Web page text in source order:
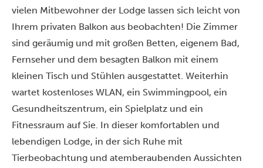
vielen Mitbewohner der Lodge lassen sich leicht von
Ihrem privaten Balkon aus beobachten! Die Zimmer
sind geräumig und mit großen Betten, eigenem Bad,
Fernseher und dem besagten Balkon mit einem
kleinen Tisch und Stühlen ausgestattet. Weiterhin
wartet kostenloses WLAN, ein Swimmingpool, ein
Gesundheitszentrum, ein Spielplatz und ein
Fitnessraum auf Sie. In dieser komfortablen und
lebendigen Lodge, in der sich Ruhe mit
Tierbeobachtung und atemberaubenden Aussichten